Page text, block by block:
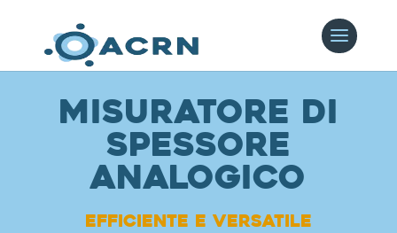
Misuratore di
spessore
analogico
Efficiente e versatile